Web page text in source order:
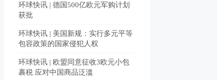
环球快讯 | 德国500亿欧元军购计划
获批
环球快讯 | 美国新规：实行多元平等
包容政策的国家侵犯人权
环球快讯 | 欧盟同意征收3欧元小包
裹税 应对中国商品泛滥